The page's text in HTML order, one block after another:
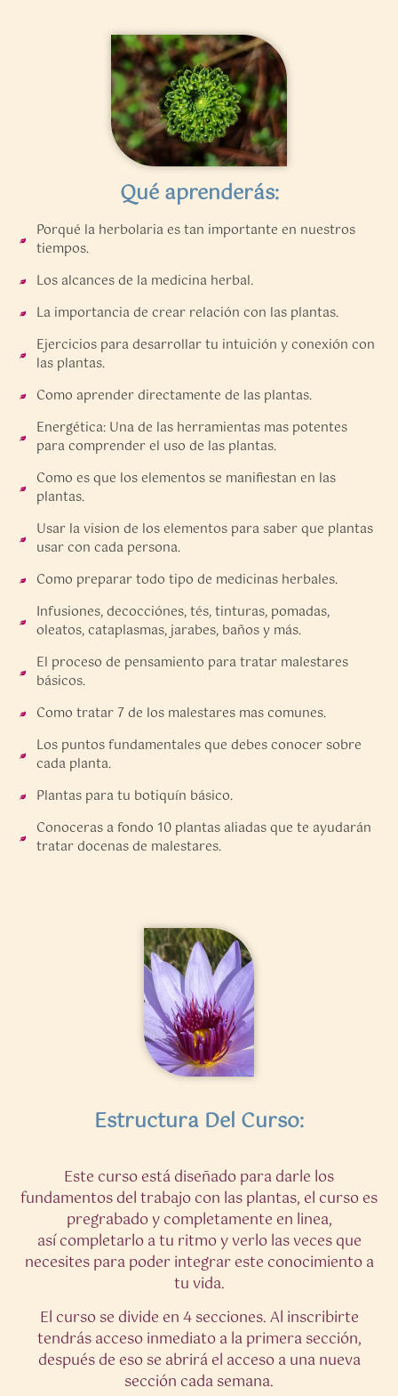
Qué aprenderás:
Porqué la herbolaria es tan importante en nuestros
tiempos.
Los alcances de la medicina herbal.
La importancia de crear relación con las plantas.
Ejercicios para desarrollar tu intuición y conexión con
las plantas.
Como aprender directamente de las plantas.
Energética: Una de las herramientas mas potentes
para comprender el uso de las plantas.
Como es que los elementos se manifiestan en las
plantas.
Usar la vision de los elementos para saber que plantas
usar con cada persona.
Como preparar todo tipo de medicinas herbales.
Infusiones, decocciónes, tés, tinturas, pomadas,
oleatos, cataplasmas, jarabes, baños y más.
El proceso de pensamiento para tratar malestares
básicos.
Como tratar 7 de los malestares mas comunes.
Los puntos fundamentales que debes conocer sobre
cada planta.
Plantas para tu botiquín básico.
Conoceras a fondo 10 plantas aliadas que te ayudarán
tratar docenas de malestares.
Estructura Del Curso:
Este curso está diseñado para darle los
fundamentos del trabajo con las plantas, el curso es
pregrabado y completamente en linea,
asícompletarlo a tu ritmo y verlo las veces que
necesites para poder integrar este conocimiento a
tu vida.
El curso se divide en 4 secciones. Al inscribirte
tendrás acceso inmediato a la primera sección,
después de eso se abrirá el acceso a una nueva
sección cada semana.